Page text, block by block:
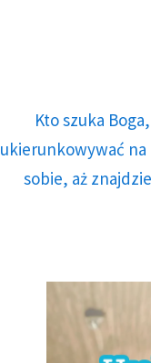
Kto szuka
ukierunkowywać na
sobie, aż